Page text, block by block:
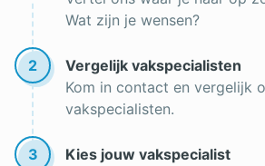
Wat zijn je wensen?
2
Vergelijk vakspecialisten
Kom in contact en vergelijk
vakspecialisten.
3
Kies jouw vakspecialist